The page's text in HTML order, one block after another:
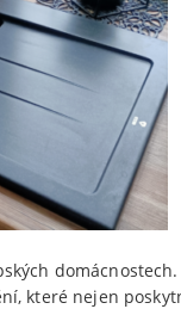
které nejen